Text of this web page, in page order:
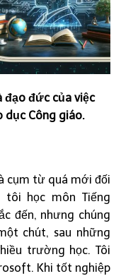
đạo đức của việc
Công giáo.
cụm từ quá mới đối
học môn Tiếng
đến, nhưng chúng
chút, sau những
trường học. Tôi
Khi tốt nghiệp